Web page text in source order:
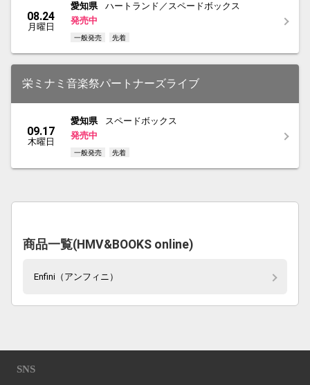
08.24
月曜日
愛知県
ハートランド／スペードボックス
発売中
一般発売 先着
栄ミナミ音楽祭パートナーズライブ
09.17
木曜日
愛知県
スペードボックス
発売中
一般発売 先着
商品一覧(HMV&BOOKS online)
Enfini（アンフィニ）
SNS